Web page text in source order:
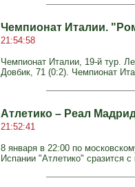
Чемпионат Италии.
21:54:58
Чемпионат Италии, 19-й тур.
Довбик, 71 (0:2). Чемпионат
Атлетико – Реал
21:52:41
8 января в 22:00 по
Испании "Атлетико" сразится